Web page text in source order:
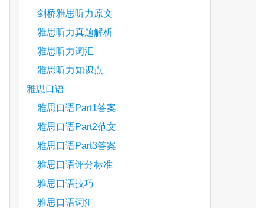
剑桥雅思听力原文
雅思听力真题解析
雅思听力词汇
雅思听力知识点
雅思口语
雅思口语Part1答案
雅思口语Part2范文
雅思口语Part3答案
雅思口语评分标准
雅思口语技巧
雅思口语词汇